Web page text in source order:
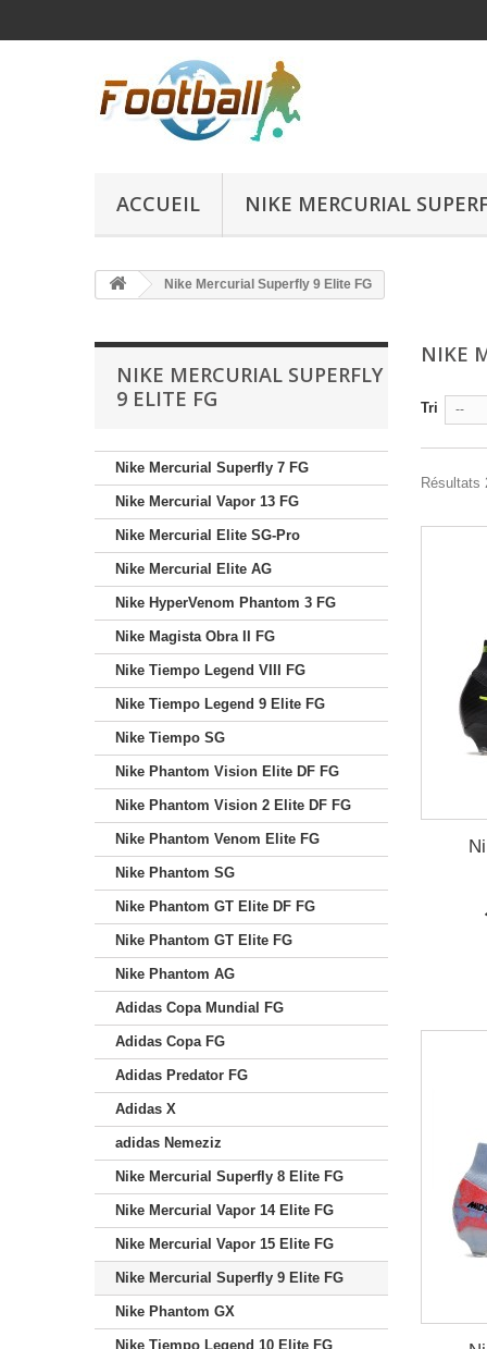
ACCUEIL NIKE MERCURIAL
Nike Mercurial Superfly 9 Elite FG
NIKE MERCURIAL SUPERFLY
9 ELITE FG
Nike Mercurial Superfly 7 FG
Nike Mercurial Vapor 13 FG
Nike Mercurial Elite SG-Pro
Nike Mercurial Elite AG
Nike HyperVenom Phantom 3 FG
Nike Magista Obra II FG
Nike Tiempo Legend VIII FG
Nike Tiempo Legend 9 Elite FG
Nike Tiempo SG
Nike Phantom Vision Elite DF FG
Nike Phantom Vision 2 Elite DF FG
Nike Phantom Venom Elite FG
Nike Phantom SG
Nike Phantom GT Elite DF FG
Nike Phantom GT Elite FG
Nike Phantom AG
Adidas Copa Mundial FG
Adidas Copa FG
Adidas Predator FG
Adidas X
adidas Nemeziz
Nike Mercurial Superfly 8 Elite FG
Nike Mercurial Vapor 14 Elite FG
Nike Mercurial Vapor 15 Elite FG
Nike Mercurial Superfly 9 Elite FG
Nike Phantom GX
Nike Tiempo Legend 10 Elite FG
NIKE
Tri --
Résultats